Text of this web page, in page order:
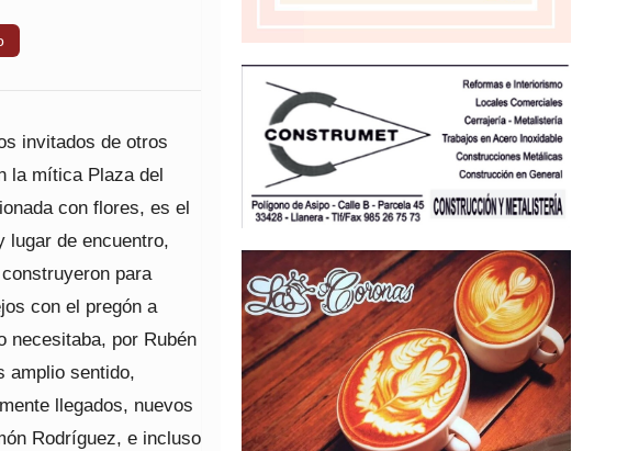
invitados de otros
la mítica Plaza del
con flores, es el
lugar de encuentro,
para
con el pregón a
necesitaba, por Rubén
amplio sentido,
llegados, nuevos
Rodríguez, e incluso